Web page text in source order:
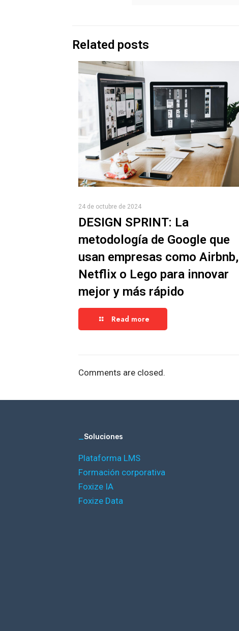
Related posts
24 de octubre de 2024
DESIGN SPRINT: La
metodología de Google que
usan empresas como Airbnb,
Netflix o Lego para innovar
mejor y más rápido
Read more
Comments are closed.
_Soluciones
Plataforma LMS
Formación corporativa
Foxize IA
Foxize Data